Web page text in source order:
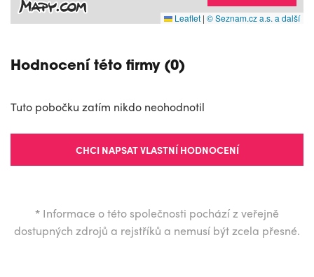
Leaflet | © Seznam.cz a.s. a další
Hodnocení této firmy (0)
Tuto pobočku zatím nikdo neohodnotil
CHCI NAPSAT VLASTNÍ HODNOCENÍ
* Informace o této společnosti pochází z veřejně
dostupných zdrojů a rejstříků a nemusí být zcela přesné.